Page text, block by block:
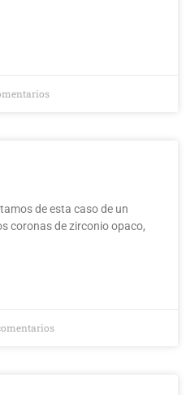
de esta caso de un
coronas de zirconio opaco,